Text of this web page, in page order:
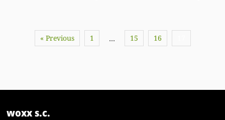
« Previous 1 … 15 16
woxx s.c.